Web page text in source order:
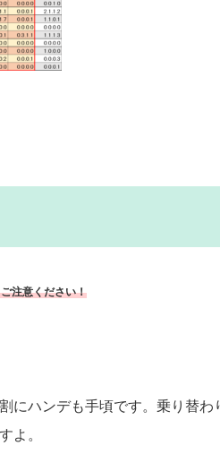
注意ください！
にハンデも手頃です。乗り替わ
よ。